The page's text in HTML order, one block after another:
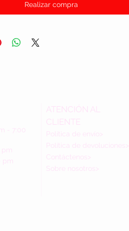
Realizar compra
- 7:00
pm
pm
ATENCIÓN AL
CLIENTE
Política de envío>
Política de devoluciones>
Contáctenos>
Sobre nosotros>